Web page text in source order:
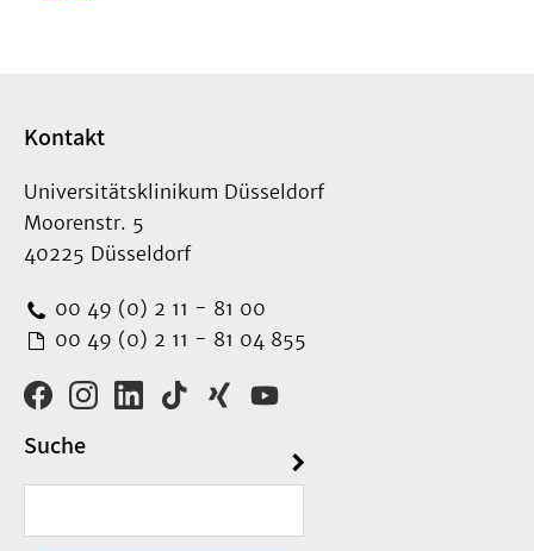
Kontakt
Universitätsklinikum Düsseldorf
Moorenstr. 5
40225 Düsseldorf
00 49 (0) 2 11 - 81 00
00 49 (0) 2 11 - 81 04 855
Suche